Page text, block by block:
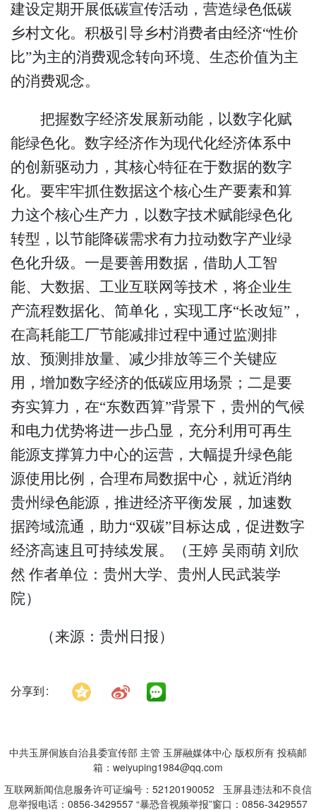
建设定期开展低碳宣传活动，营造绿色低碳
乡村文化。积极引导乡村消费者由经济“性价
比”为主的消费观念转向环境、生态价值为主
的消费观念。
把握数字经济发展新动能，以数字化赋
能绿色化。数字经济作为现代化经济体系中
的创新驱动力，其核心特征在于数据的数字
化。要牢牢抓住数据这个核心生产要素和算
力这个核心生产力，以数字技术赋能绿色化
转型，以节能降碳需求有力拉动数字产业绿
色化升级。一是要善用数据，借助人工智
能、大数据、工业互联网等技术，将企业生
产流程数据化、简单化，实现工序“长改短”，
在高耗能工厂节能减排过程中通过监测排
放、预测排放量、减少排放等三个关键应
用，增加数字经济的低碳应用场景；二是要
夯实算力，在“东数西算”背景下，贵州的气候
和电力优势将进一步凸显，充分利用可再生
能源支撑算力中心的运营，大幅提升绿色能
源使用比例，合理布局数据中心，就近消纳
贵州绿色能源，推进经济平衡发展，加速数
据跨域流通，助力“双碳”目标达成，促进数字
经济高速且可持续发展。（王婷 吴雨萌 刘欣
然 作者单位：贵州大学、贵州人民武装学
院）
（来源：贵州日报）
分享到
中共玉屏侗族自治县委宣传部 主管 玉屏融媒体中心 版权所有 投稿邮
箱：weiyuping1984@qq.com
互联网新闻信息服务许可证编号：52120190052 玉屏县违法和不良信
息举报电话：0856-3429557 “暴恐音视频举报”窗口：0856-3429557